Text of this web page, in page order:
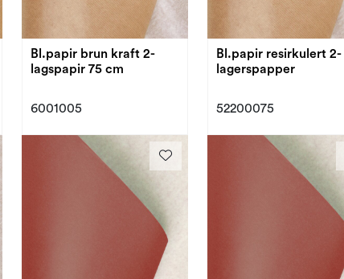
Bl.papir brun kraft 2-
lagspapir 75 cm
6001005
Bl.papir resirkulert 2-
lagerspapper
52200075